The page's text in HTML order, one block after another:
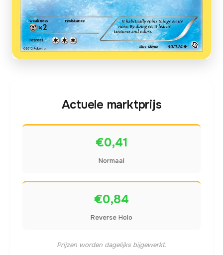
Actuele marktprijs
€0,41
Normaal
€0,84
Reverse Holo
Prijzen worden dagelijks bijgewerkt.